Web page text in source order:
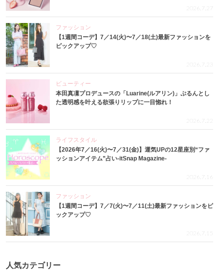
2026.7.27
ファッション
【1週間コーデ】7／14(火)〜7／18(土)最新ファッションを
ピックアップ♡
2026.7.23
ビューティー
本田真凜プロデュースの「Luarine(ルアリン)」ぷるんとし
た透明感を叶える欲張りリップに一目惚れ！
2026.7.22
ライフスタイル
【2026年7／16(火)〜7／31(金)】運気UPの12星座別“ファ
ッションアイテム”占い-itSnap Magazine-
2026.7.16
ファッション
【1週間コーデ】7／7(火)〜7／11(土)最新ファッションをピ
ックアップ♡
2026.7.15
人気カテゴリー